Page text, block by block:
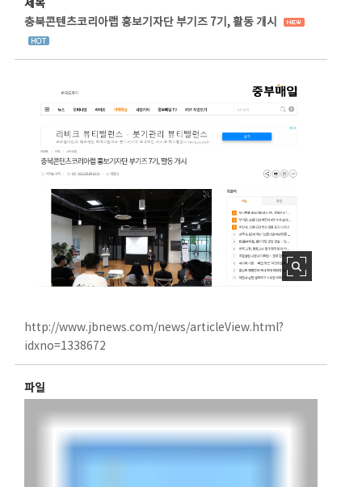
제목
충북콘텐츠코리아랩 홍보기자단 부기즈 7기, 활동 개시
http://www.jbnews.com/news/articleView.html?
idxno=1338672
파일